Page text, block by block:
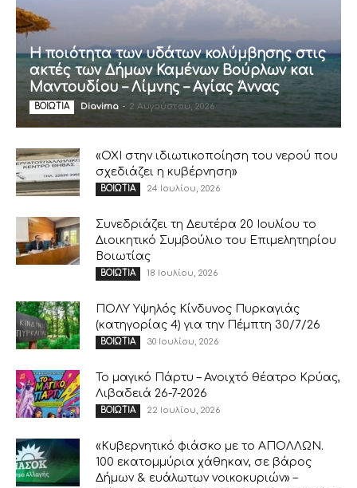
Η ποιότητα των υδάτων κολύμβησης στις
ακτές των Δήμων Καμένων Βούρλων και
Μαντουδίου – Λίμνης – Αγίας Άννας
ΒΟΙΩΤΙΑ Diavima - 2 Αυγούστου, 2026
«ΟΧΙ στην ιδιωτικοποίηση του νερού που
σχεδιάζει η κυβέρνηση»
ΒΟΙΩΤΙΑ 24 Ιουλίου, 2026
Συνεδριάζει τη Δευτέρα 20 Ιουλίου το
Διοικητικό Συμβούλιο του Επιμελητηρίου
Βοιωτίας
ΒΟΙΩΤΙΑ 18 Ιουλίου, 2026
ΠΟΛΥ Υψηλός Κίνδυνος Πυρκαγιάς
(κατηγορίας 4) για την Πέμπτη 30/7/26
ΒΟΙΩΤΙΑ 30 Ιουλίου, 2026
Το μαγικό Πάρτυ – Ανοιχτό θέατρο Κρύας,
Λιβαδειά 26-7-2026
ΒΟΙΩΤΙΑ 22 Ιουλίου, 2026
«Κυβερνητικό φιάσκο με το ΑΠΟΛΛΩΝ.
100 εκατομμύρια χάθηκαν, σε βάρος
Δήμων & ευάλωτων νοικοκυριών» –